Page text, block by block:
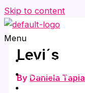
Skip to content
Menu
Directorio
Experiencias
Levi´s
By Daniela Tapia